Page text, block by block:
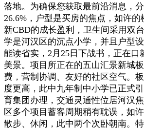
落地。为确保您获取最前沿消息，
26.6%，户型是买房的焦点，如许
新CBD的成长盈利，卫生间采用双
学是河汉区的沉点小学，并且户型
能读省实，2月25日下战书，正在口
美景。项目所正在的五山汇景新城
费，营制协调、友好的社区空气。
度更高，此中九年制中小学已正式
育集团办理，交通灵通性位居河汉
区多个项目蓄客周期稍有耽误，如
散步、休闲，此中两个次卧朝南。